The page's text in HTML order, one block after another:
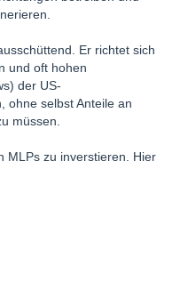
Er richtet sich
und oft hohen
der US-
ohne selbst Anteile an
müssen.
MLPs zu inverstieren. Hier